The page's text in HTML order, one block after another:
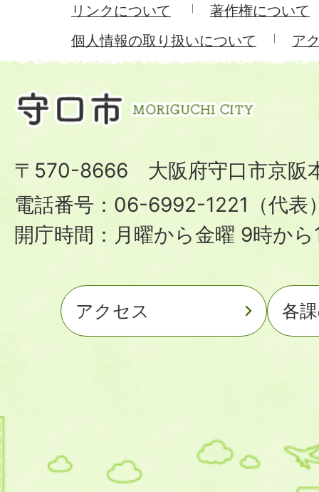
リンクについて
著作権について
個人情報の取り扱いについて
ア
〒570-8666 大阪府守口市京阪
電話番号：06-6992-1221（代表
開庁時間：月曜から金曜 9時か
アクセス 各